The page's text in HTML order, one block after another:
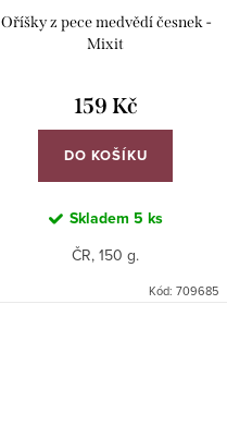
Oříšky z pece medvědí česnek -
Mixit
159 Kč
DO KOŠÍKU
Skladem 5 ks
ČR, 150 g.
Kód: 709685